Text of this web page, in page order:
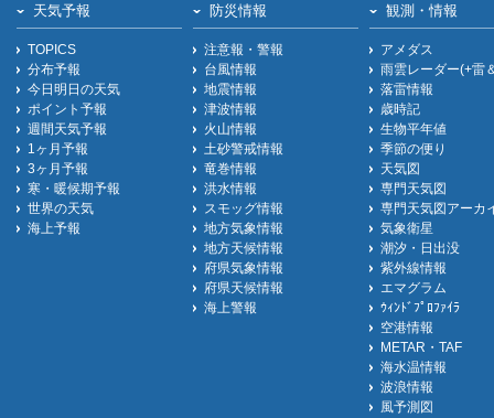
天気予報
TOPICS
分布予報
今日明日の天気
ポイント予報
週間天気予報
1ヶ月予報
3ヶ月予報
寒・暖候期予報
世界の天気
海上予報
防災情報
注意報・警報
台風情報
地震情報
津波情報
火山情報
土砂警戒情報
竜巻情報
洪水情報
スモッグ情報
地方気象情報
地方天候情報
府県気象情報
府県天候情報
海上警報
観測・情報
アメダス
雨雲レーダー(+雷
落雷情報
歳時記
生物平年値
季節の便り
天気図
専門天気図
専門天気図アーカ
気象衛星
潮汐・日出没
紫外線情報
エマグラム
ｳｨﾝﾄﾞﾌﾟﾛﾌｧｲﾗ
空港情報
METAR・TAF
海水温情報
波浪情報
風予測図